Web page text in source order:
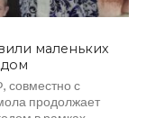
маленьких
совместно с
продолжает